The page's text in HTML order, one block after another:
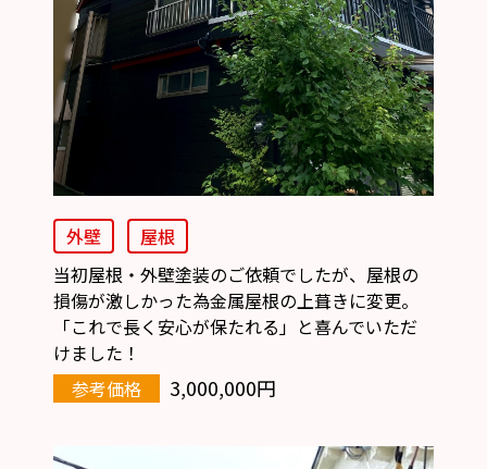
外壁
屋根
当初屋根・外壁塗装のご依頼でしたが、屋根の
損傷が激しかった為金属屋根の上葺きに変更。
「これで長く安心が保たれる」と喜んでいただ
けました！
参考価格
3,000,000円